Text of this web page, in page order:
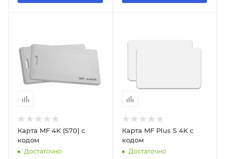
Карта MF 4K (S70) с
кодом
Достаточно
Карта MF Plus S 4K с
кодом
Достаточно